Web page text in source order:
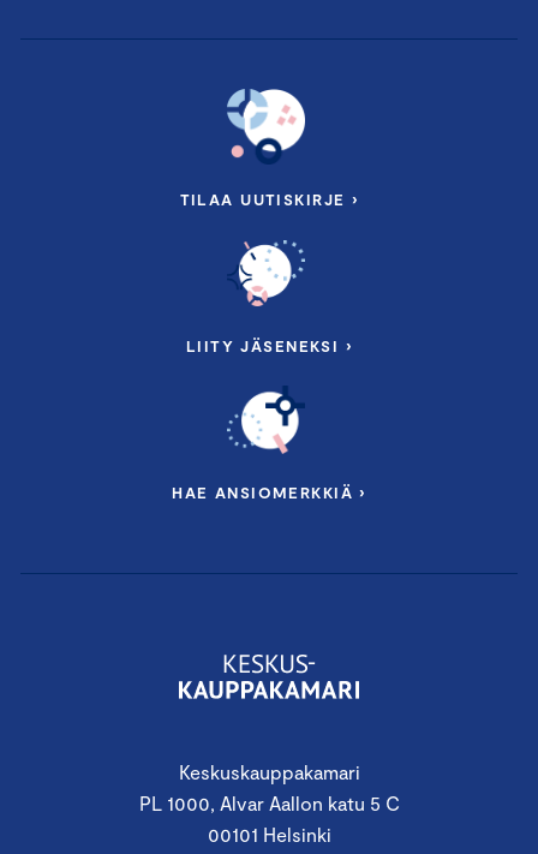
Keskuskauppakamari
PL 1000, Alvar Aallon katu 5 C
00101 Helsinki
TILAA UUTISKIRJE ›
LIITY JÄSENEKSI ›
HAE ANSIOMERKKIÄ ›